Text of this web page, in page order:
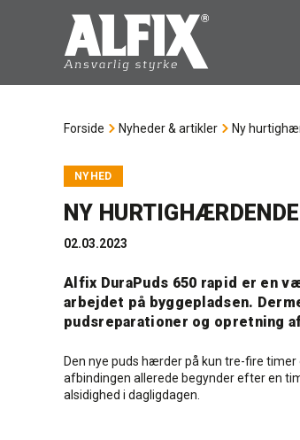
Forside Nyheder & artikler Ny
NYHED
NY
02.03.2023
Alfix DuraPuds 650 rapid er en
arbejdet på byggepladsen.
pudsreparationer og opretning
Den nye puds hærder på kun tre-fire
afbindingen allerede begynder efter en
alsidighed i dagligdagen.